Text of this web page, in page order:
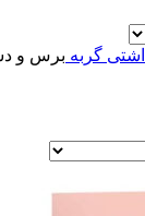
گربه برس و